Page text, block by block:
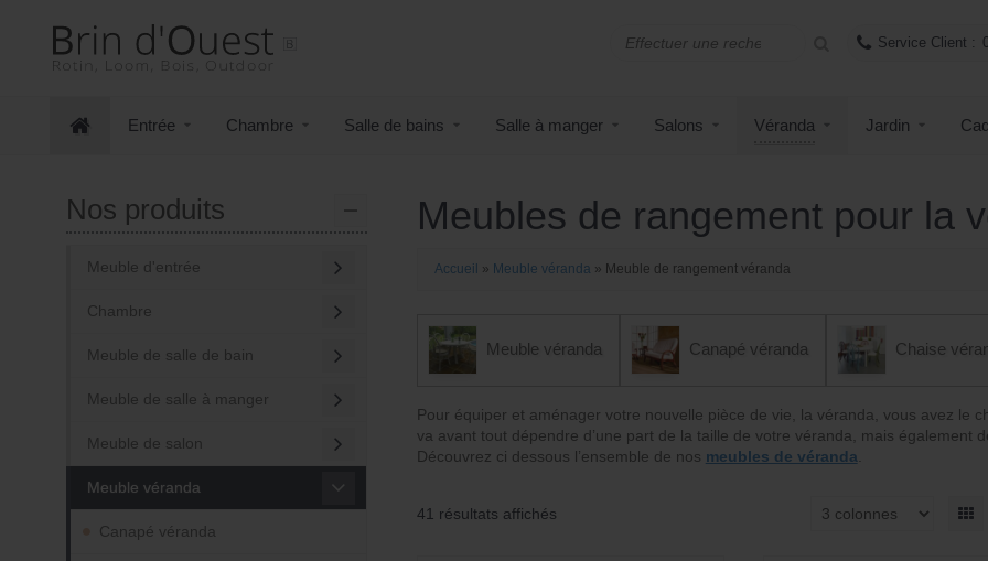
principal
Service Client :
Entrée Chambre Salle de bains Salle à manger Salons Véranda Jardin
Meubles de rangement pour la
Accueil » Meuble véranda » Meuble de rangement véranda
Meuble véranda Canapé véranda Chaise
Pour équiper et aménager votre nouvelle pièce de vie, la véranda, vous avez le
va avant tout dépendre d’une part de la taille de votre véranda, mais également
Découvrez ci dessous l’ensemble de nos meubles de véranda
41 résultats affichés
Nos produits
Meuble d'entrée
Chambre
Meuble de salle de bain
Meuble de salle à manger
Meuble de salon
Meuble véranda
Canapé véranda